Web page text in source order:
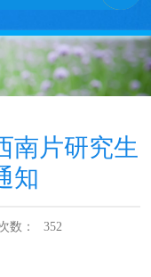
南片研究生
知
数： 352